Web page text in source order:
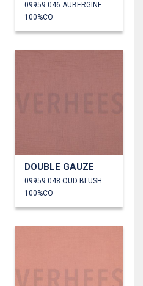
09959.046 AUBERGINE
100%CO
DOUBLE GAUZE
09959.048 OUD BLUSH
100%CO